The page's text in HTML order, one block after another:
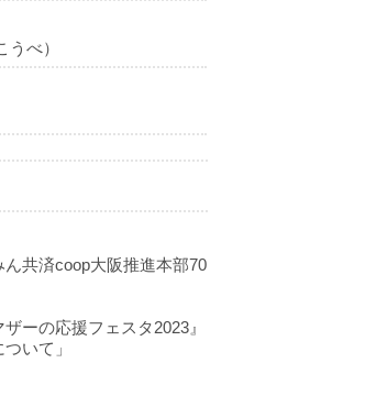
べ）
ん共済coop大阪推進本部70
ーの応援フェスタ2023』
いて」